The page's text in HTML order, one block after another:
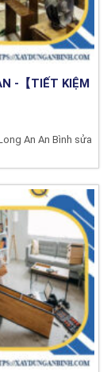
-【TIẾT KIỆM
An An Bình sửa